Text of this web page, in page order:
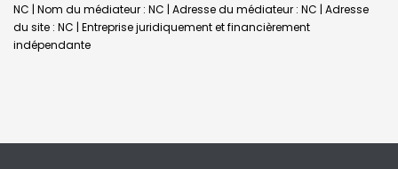
NC | Nom du médiateur : NC | Adresse du médiateur : NC | Adresse
du site : NC | Entreprise juridiquement et financièrement
indépendante